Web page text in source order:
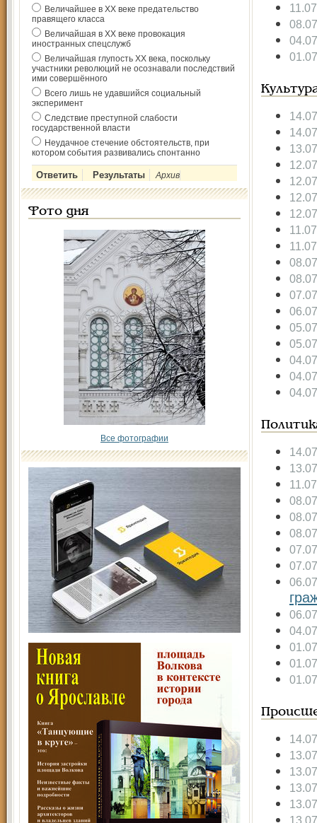
Величайшее в ХХ веке предательство
правящего класса
Величайшая в ХХ веке провокация
иностранных спецслужб
Величайшая глупость ХХ века, поскольку
участники революций не осознавали последствий
ими совершённого
Всего лишь не удавшийся социальный
эксперимент
Следствие преступной слабости
государственной власти
Неудачное стечение обстоятельств, при
котором события развивались спонтанно
Архив
Фото дня
Все фотографии